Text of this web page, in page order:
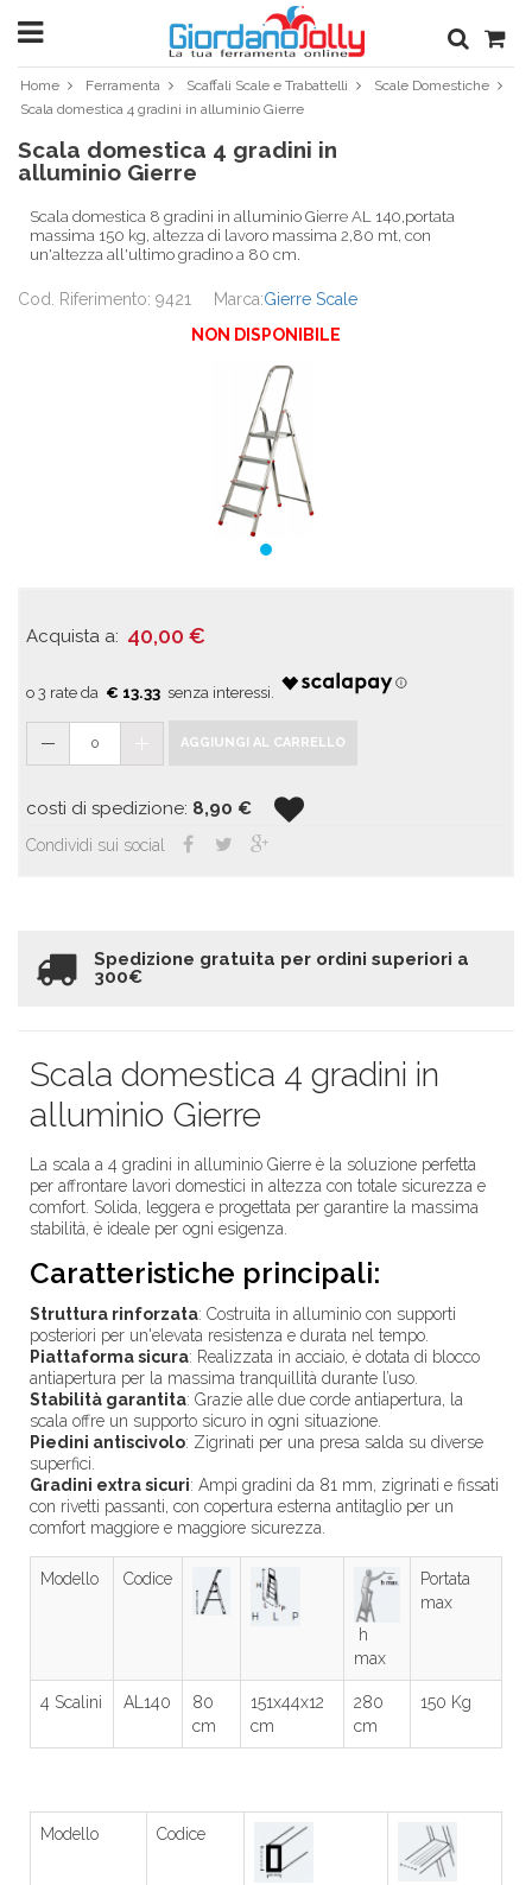
Home Ferramenta Scaffali Scale e Trabattelli
Scale Domestiche
Scala domestica 4 gradini in alluminio Gierre
Scala domestica 4 gradini in
alluminio Gierre
Scala domestica 8 gradini in alluminio Gierre AL 140,portata
massima 150 kg, altezza di lavoro massima 2,80 mt, con
un'altezza all'ultimo gradino a 80 cm.
Cod. Riferimento: 9421 Marca:Gierre Scale
NON DISPONIBILE
Acquista a: 40,00 €
€ 13.33
0 AGGIUNGI AL CARRELLO
costi di spedizione: 8,90 €
Condividi sui social
Spedizione gratuita per ordini superiori a
300€
Scala domestica 4 gradini in
alluminio Gierre
La scala a 4 gradini in alluminio Gierre è la soluzione perfetta
per affrontare lavori domestici in altezza con totale sicurezza e
comfort. Solida, leggera e progettata per garantire la massima
stabilità, è ideale per ogni esigenza.
Caratteristiche principali:
Struttura rinforzata: Costruita in alluminio con supporti
posteriori per un'elevata resistenza e durata nel tempo.
Piattaforma sicura: Realizzata in acciaio, è dotata di blocco
antiapertura per la massima tranquillità durante l’uso.
Stabilità garantita: Grazie alle due corde antiapertura, la
scala offre un supporto sicuro in ogni situazione.
Piedini antiscivolo: Zigrinati per una presa salda su diverse
superfici.
Gradini extra sicuri: Ampi gradini da 81 mm, zigrinati e fissati
con rivetti passanti, con copertura esterna antitaglio per un
comfort maggiore e maggiore sicurezza.
Modello Codice
h
max
Portata
max
4 Scalini AL140
80
cm
151x44x12
cm
280
cm
150 Kg
Modello Codice